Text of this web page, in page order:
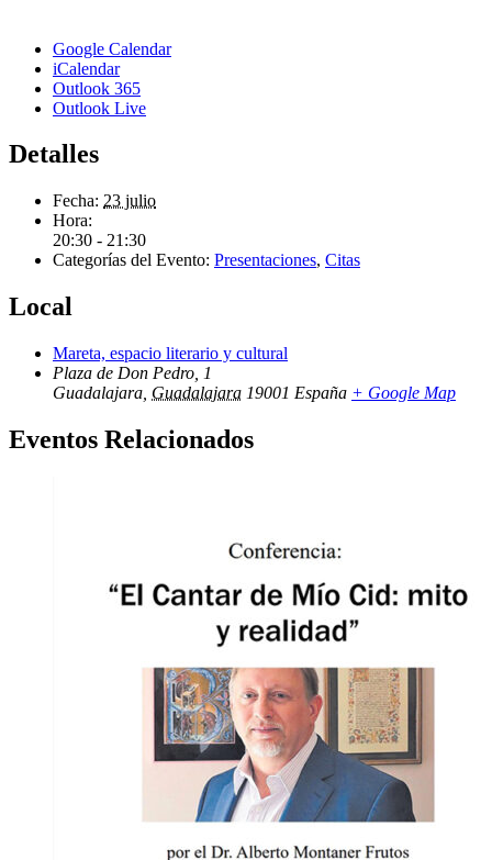
Google Calendar
iCalendar
Outlook 365
Outlook Live
Detalles
Fecha: 23 julio
Hora:
20:30 - 21:30
Categorías del Evento: Presentaciones, Citas
Local
Mareta, espacio literario y cultural
Plaza de Don Pedro, 1
Guadalajara Guadalajara 19001 España + Google Map
Eventos Relacionados